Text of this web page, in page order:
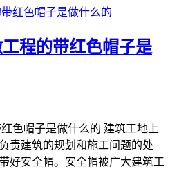
程的带红色帽子是
色帽子是做什么的 建筑工地上
责建筑的规划和施工问题的处
好安全帽。安全帽被广大建筑工